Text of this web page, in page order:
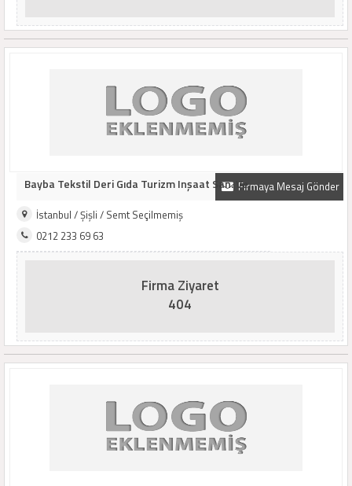
Firmaya Mesaj Gönder
Bayba Tekstil Deri Gıda Turizm Inşaat San. Ve..
İstanbul / Şişli / Semt Seçilmemiş
0212 233 69 63
Firma Ziyaret
404